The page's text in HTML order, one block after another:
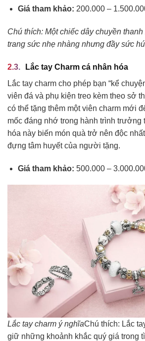
Giá tham khảo: 200.000 –
Chú thích: Một chiếc dây chuyền
trang sức nhẹ nhàng nhưng đầy sức
Lắc tay Charm cá nhân hóa
Lắc tay charm cho phép bạn “kể
viên đá và phụ kiện treo kèm theo sở
có thể tặng thêm một viên charm mới
mốc đáng nhớ trong hành trình trưởng
hóa này biến món quà trở nên độc
đựng tâm huyết của người tặng.
Giá tham khảo: 500.000 –
Lắc tay charm ý nghĩaChú thích: Lắc
giữ những khoảnh khắc quý giá trong